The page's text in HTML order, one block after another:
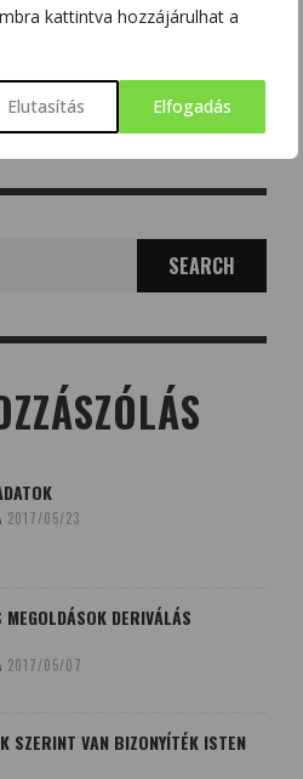
kattintva hozzájárulhat a
Elutasítás Elfogadás
2017/05/23
MEGOLDÁSOK DERIVÁLÁS
2017/05/07
SZERINT VAN BIZONYÍTÉK ISTEN